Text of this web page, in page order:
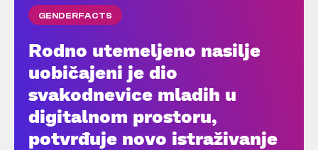
GENDERFACTS
Rodno utemeljeno nasilje
uobičajeni je dio
svakodnevice mladih u
digitalnom prostoru,
potvrđuje novo istraživanje